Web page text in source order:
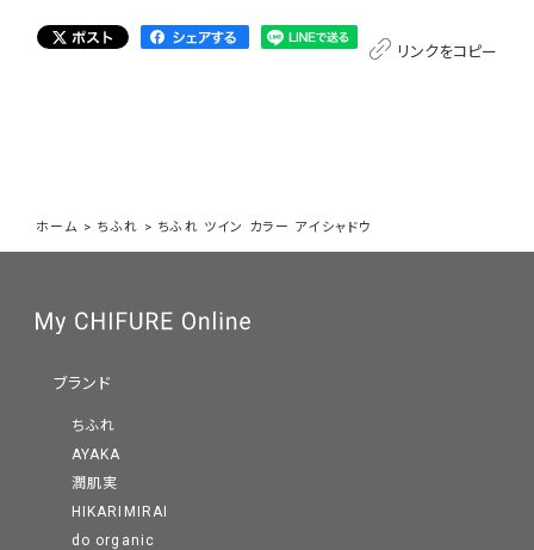
リンクをコピー
ホーム > ちふれ > ちふれ ツイン カラー アイシャドウ
ブランド
ちふれ
AYAKA
潤肌実
HIKARIMIRAI
do organic